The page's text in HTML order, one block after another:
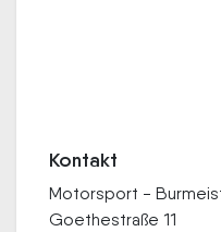
Kontakt
Motorsport -
Goethestraße 11